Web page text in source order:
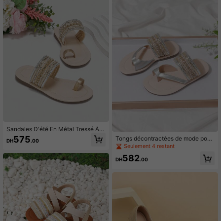
Sandales D'été En Métal Tressé À L
a Mode Pour Filles
DH575.00
Tongs décontractées de mode pour
filles à porter en extérieur l'été
Seulement 4 restant
DH582.00